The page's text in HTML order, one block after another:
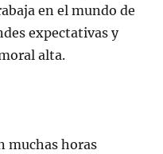
en el mundo de
expectativas y
alta.
muchas horas